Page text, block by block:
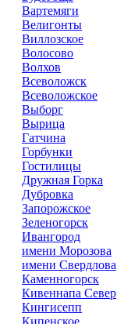
Вартемяги
Велигонты
Виллозское
Волосово
Волхов
Всеволожск
Всеволожское
Выборг
Вырица
Гатчина
Горбунки
Гостилицы
Дружная Горка
Дубровка
Запорожское
Зеленогорск
Ивангород
имени Морозова
имени Свердлова
Каменногорск
Кивеннапа Север
Кингисепп
Кипенское